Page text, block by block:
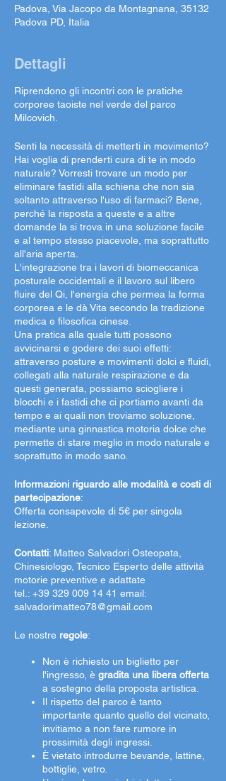
Padova, Via Jacopo da Montagnana, 35132
Padova PD, Italia
Dettagli
Riprendono gli incontri con le pratiche
corporee taoiste nel verde del parco
Milcovich.
Senti la necessità di metterti in movimento?
Hai voglia di prenderti cura di te in modo
naturale? Vorresti trovare un modo per
eliminare fastidi alla schiena che non sia
soltanto attraverso l'uso di farmaci? Bene,
perché la risposta a queste e a altre
domande la si trova in una soluzione facile
e al tempo stesso piacevole, ma soprattutto
all'aria aperta.
L'integrazione tra i lavori di biomeccanica
posturale occidentali e il lavoro sul libero
fluire del Qi, l'energia che permea la forma
corporea e le dà Vita secondo la tradizione
medica e filosofica cinese.
Una pratica alla quale tutti possono
avvicinarsi e godere dei suoi effetti:
attraverso posture e movimenti dolci e fluidi,
collegati alla naturale respirazione e da
questi generata, possiamo sciogliere i
blocchi e i fastidi che ci portiamo avanti da
tempo e ai quali non troviamo soluzione,
mediante una ginnastica motoria dolce che
permette di stare meglio in modo naturale e
soprattutto in modo sano.
Informazioni riguardo alle modalità e costi di
partecipazione:
Offerta consapevole di 5€ per singola
lezione.
Contatti: Matteo Salvadori Osteopata,
Chinesiologo, Tecnico Esperto delle attività
motorie preventive e adattate
tel.: +39 329 009 14 41 email:
salvadorimatteo78@gmail.com
Le nostre regole:
Non è richiesto un biglietto per
l'ingresso, è gradita una libera offerta
a sostegno della proposta artistica.
Il rispetto del parco è tanto
importante quanto quello del vicinato,
invitiamo a non fare rumore in
prossimità degli ingressi.
È vietato introdurre bevande, lattine,
bottiglie, vetro.